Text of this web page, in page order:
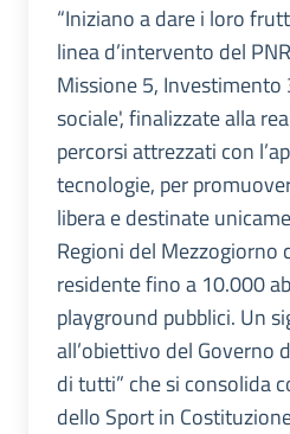
“Iniziano a dare i loro
linea d’intervento del
Missione 5,
sociale', finalizzate alla
percorsi attrezzati con
tecnologie, per
libera e destinate
Regioni del Mezzogiorno
residente fino a 10.000
playground pubblici. Un
all’obiettivo del Governo
di tutti” che si consolida
dello Sport in